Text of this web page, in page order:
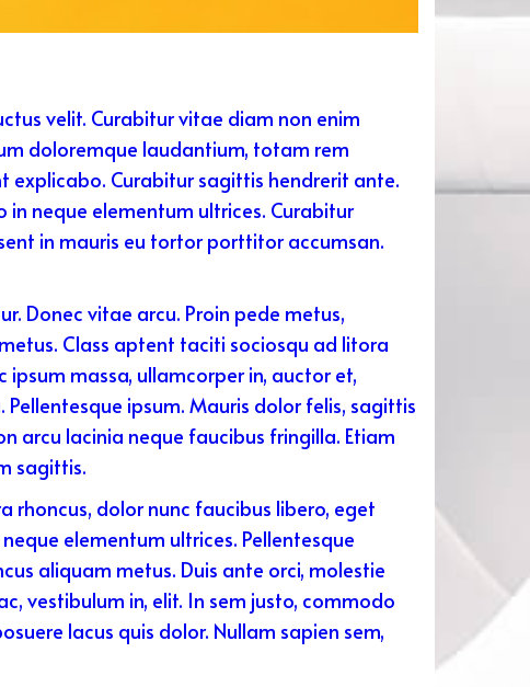
velit. Curabitur vitae diam non enim
doloremque laudantium, totam rem
Curabitur sagittis hendrerit ante.
neque elementum ultrices. Curabitur
in mauris eu tortor porttitor accumsan.
Donec vitae arcu. Proin pede metus,
Class aptent taciti sociosqu ad litora
massa, ullamcorper in, auctor et,
ipsum. Mauris dolor felis, sagittis
arcu lacinia neque faucibus fringilla. Etiam
sagittis.
rhoncus, dolor nunc faucibus libero, eget
elementum ultrices. Pellentesque
aliquam metus. Duis ante orci, molestie
vestibulum in, elit. In sem justo, commodo
lacus quis dolor. Nullam sapien sem,